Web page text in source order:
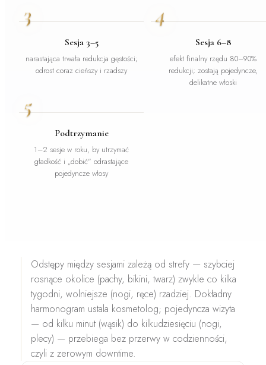
3
Sesja 3–5
narastająca trwała redukcja gęstości;
odrost coraz cieńszy i rzadszy
4
Sesja 6–8
efekt finalny rzędu 80–90%
redukcji; zostają pojedyncze,
delikatne włoski
5
Podtrzymanie
1–2 sesje w roku, by utrzymać
gładkość i „dobić" odrastające
pojedyncze włosy
Odstępy między sesjamizależą od strefy — szybciej
rosnące okolice (pachy, bikini, twarz) zwykle co kilka
tygodni, wolniejsze (nogi, ręce) rzadziej. Dokładny
harmonogram ustala kosmetolog; pojedyncza wizyta
— od kilku minut (wąsik) do kilkudziesięciu (nogi,
plecy) — przebiega bez przerwy w codzienności,
czyli z zerowym downtime.